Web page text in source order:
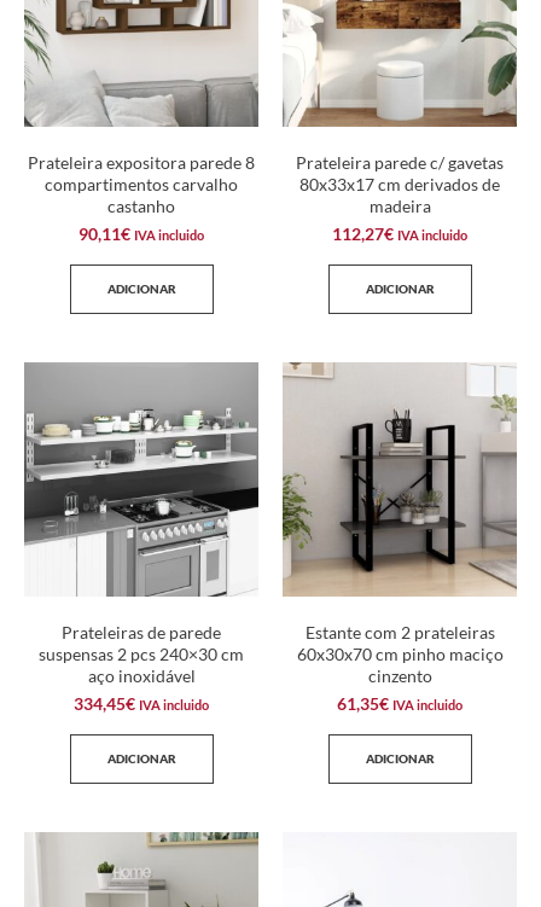
Prateleira expositora parede 8
compartimentos carvalho
castanho
90,11€ IVA incluido
ADICIONAR
Prateleira parede c/ gavetas
80x33x17 cm derivados de
madeira
112,27€ IVA incluido
ADICIONAR
Prateleiras de parede
suspensas 2 pcs 240×30 cm
aço inoxidável
334,45€ IVA incluido
ADICIONAR
Estante com 2 prateleiras
60x30x70 cm pinho maciço
cinzento
61,35€ IVA incluido
ADICIONAR